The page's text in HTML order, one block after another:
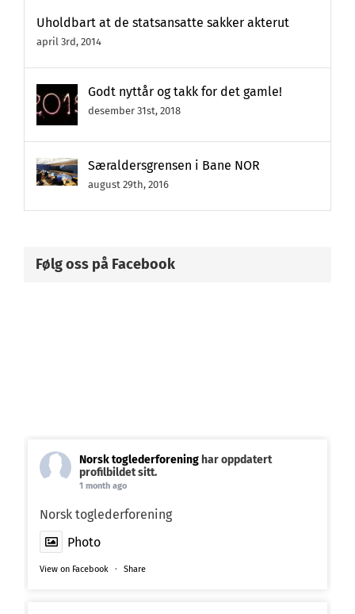
Uholdbart at de statsansatte sakker akterut
april 3rd, 2014
Godt nyttår og takk for det gamle!
desember 31st, 2018
Særaldersgrensen i Bane NOR
august 29th, 2016
Følg oss på Facebook
Norsk toglederforening har oppdatert
profilbildet sitt.
1 month ago
Norsk toglederforening
Photo
View on Facebook · Share